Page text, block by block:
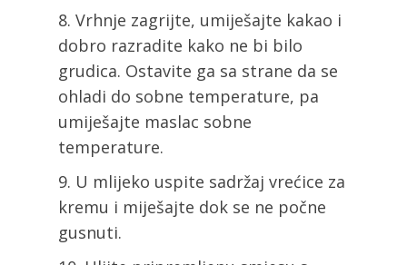
Vrhnje zagrijte, umiješajte kakao i
dobro razradite kako ne bi bilo
grudica. Ostavite ga sa strane da se
ohladi do sobne temperature, pa
umiješajte maslac sobne
temperature.
U mlijeko uspite sadržaj vrećice za
kremu i miješajte dok se ne počne
gusnuti.